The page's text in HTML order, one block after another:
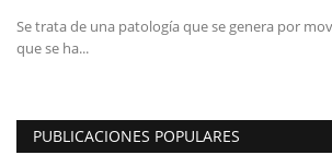
Se trata de una patología que se genera por
que se ha...
PUBLICACIONES POPULARES